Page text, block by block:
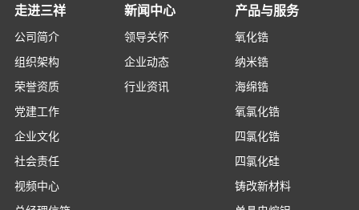
走进三祥
公司简介
组织架构
荣誉资质
党建工作
企业文化
社会责任
视频中心
新闻中心
领导关怀
企业动态
行业资讯
产品与服务
氧化锆
纳米锆
海绵锆
氧氯化锆
四氯化锆
四氯化硅
铸改新材料